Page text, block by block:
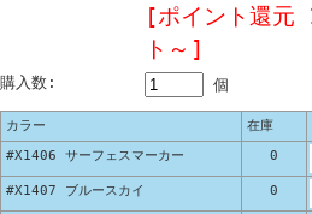
[ポイント還元
ト～]
購入数: 個
カラー 在庫
#X1406 サーフェスマーカー
0
#X1407 ブルースカイ 0